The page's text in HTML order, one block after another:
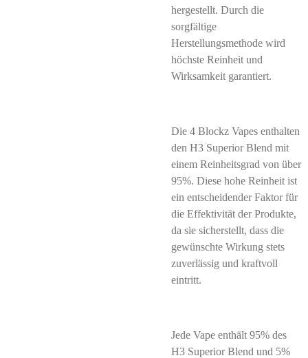
hergestellt. Durch die
sorgfältige
Herstellungsmethode wird
höchste Reinheit und
Wirksamkeit garantiert.
Die 4 Blockz Vapes enthalten
den H3 Superior Blend mit
einem Reinheitsgrad von über
95%. Diese hohe Reinheit ist
ein entscheidender Faktor für
die Effektivität der Produkte,
da sie sicherstellt, dass die
gewünschte Wirkung stets
zuverlässig und kraftvoll
eintritt.
Jede Vape enthält 95% des
H3 Superior Blend und 5%